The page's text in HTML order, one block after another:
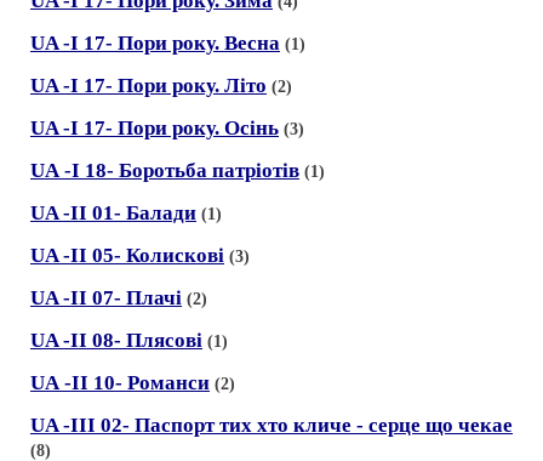
UA -I 17- Пори року. Весна (1)
UA -I 17- Пори року. Лiто (2)
UA -I 17- Пори року. Осiнь (3)
UА -I 18- Боротьба патрiотiв (1)
UA -II 01- Балади (1)
UA -II 05- Колисковi (3)
UA -II 07- Плачi (2)
UA -II 08- Плясовi (1)
UА -II 10- Романси (2)
UA -III 02- Паспорт тих хто кличе - серце що чекае
(8)